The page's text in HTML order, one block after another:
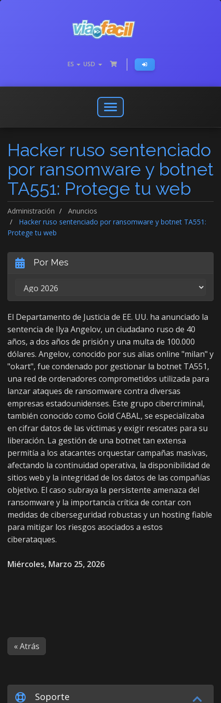
ES USD
Abrir
o
menú
de
navegación
Hacker ruso sentenciado
por ransomware y botnet
TA551: Protege tu web
Administración
Anuncios
Hacker ruso sentenciado por ransomware y botnet TA551:
Protege tu web
Por Mes
El Departamento de Justicia de EE. UU. ha anunciado la
sentencia de Ilya Angelov, un ciudadano ruso de 40
años, a dos años de prisión y una multa de 100.000
dólares. Angelov, conocido por sus alias online "milan" y
"okart", fue condenado por gestionar la botnet TA551,
una red de ordenadores comprometidos utilizada para
lanzar ataques de ransomware contra diversas
empresas estadounidenses. Este grupo cibercriminal,
también conocido como Gold CABAL, se especializaba
en cifrar datos de las víctimas y exigir rescates para su
liberación. La gestión de una botnet tan extensa
permitía a los atacantes orquestar campañas masivas,
afectando la continuidad operativa, la disponibilidad de
sitios web y la integridad de los datos de las compañías
objetivo. El caso subraya la persistente amenaza del
ransomware y la importancia crítica de contar con
medidas de ciberseguridad robustas y un hosting fiable
para mitigar los riesgos asociados a estos
ciberataques.
Miércoles, Marzo 25, 2026
« Atrás
Soporte